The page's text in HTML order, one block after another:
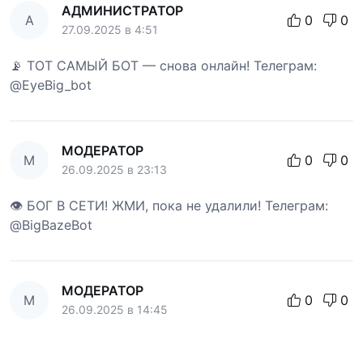
А
АДМИНИСТРАТОР
27.09.2025 в 4:51
0 0
📡 ТОТ САМЫЙ БОТ — снова онлайн! Телеграм:
@EyeBig_bot
М
МОДЕРАТОР
26.09.2025 в 23:13
0 0
👁 БОГ В СЕТИ! ЖМИ, пока не удалили! Телеграм:
@BigBazeBot
М
МОДЕРАТОР
26.09.2025 в 14:45
0 0